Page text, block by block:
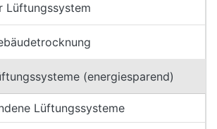
Lüftungssystem
(energiesparend)
Lüftungssysteme